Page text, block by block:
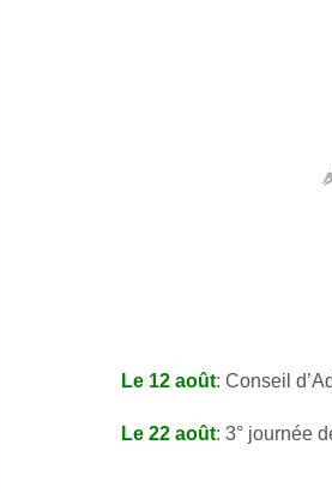
Le 12 août: Conseil
Le 22 août: 3° journée